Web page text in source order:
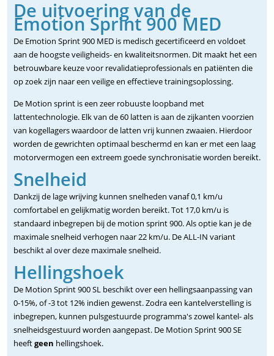
De uitvoering van de
Emotion Sprint 900 MED
De Emotion Sprint 900 MED is medisch gecertificeerd en voldoet
aan de hoogste veiligheids- en kwaliteitsnormen. Dit maakt het een
betrouwbare keuze voor revalidatieprofessionals en patiënten die
op zoek zijn naar een veilige en effectieve trainingsoplossing.
De Motion sprint is een zeer robuuste loopband met
lattentechnologie. Elk van de 60 latten is aan de zijkanten voorzien
van kogellagers waardoor de latten vrij kunnen zwaaien. Hierdoor
worden de gewrichten optimaal beschermd en kan er met een laag
motorvermogen een extreem goede synchronisatie worden bereikt.
Snelheid
Dankzij de lage wrijving kunnen snelheden vanaf 0,1 km/u
comfortabel en gelijkmatig worden bereikt. Tot 17,0 km/u is
standaard inbegrepen bij de motion sprint 900. Als optie kan je de
maximale snelheid verhogen naar 22 km/u. De ALL-IN variant
beschikt al over deze maximale snelheid.
Hellingshoek
De Motion Sprint 900 SL beschikt over een hellingsaanpassing van
0-15%, of -3 tot 12% indien gewenst. Zodra een kantelverstelling is
inbegrepen, kunnen pulsgestuurde programma's zowel kantel- als
snelheidsgestuurd worden aangepast. De Motion Sprint 900 SE
heeftgeen hellingshoek.